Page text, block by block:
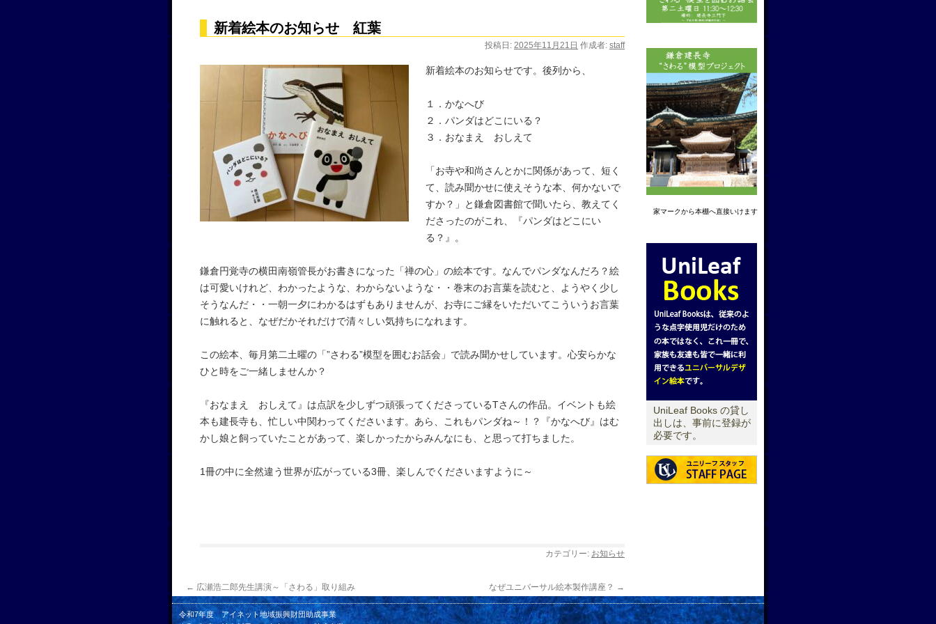
新着絵本のお知らせ 紅葉
投稿日: 2025年11月21日 作成者: staff
新着絵本のお知らせです。後列から、
１．かなへび
２．パンダはどこにいる？
３．おなまえ おしえて
「お寺や和尚さんとかに関係があって、短く
て、読み聞かせに使えそうな本、何かないで
すか？」と鎌倉図書館で聞いたら、教えてく
ださったのがこれ、『パンダはどこにい
る？』。
鎌倉円覚寺の横田南嶺管長がお書きになった「禅の心」の絵本です。なんでパンダなんだろ？絵
は可愛いけれど、わかったような、わからないような・・巻末のお言葉を読むと、ようやく少し
そうなんだ・・一朝一夕にわかるはずもありませんが、お寺にご縁をいただいてこういうお言葉
に触れると、なぜだかそれだけで清々しい気持ちになれます。
この絵本、毎月第二土曜の「”さわる”模型を囲むお話会」で読み聞かせしています。心安らかな
ひと時をご一緒しませんか？
『おなまえ おしえて』は点訳を少しずつ頑張ってくださっているTさんの作品。イベントも絵
本も建長寺も、忙しい中関わってくださいます。あら、これもパンダね～！？『かなへび』はむ
かし娘と飼っていたことがあって、楽しかったからみんなにも、と思って打ちました。
1冊の中に全然違う世界が広がっている3冊、楽しんでくださいますように～
カテゴリー: お知らせ
← 広瀬浩二郎先生講演～「さわる」取り組み なぜユニバーサル絵本製作講座？ →
家マークから本棚へ直接いけます
UniLeaf Books の貸し
出しは、事前に登録が
必要です。
令和7年度 アイネット地域振興財団助成事業